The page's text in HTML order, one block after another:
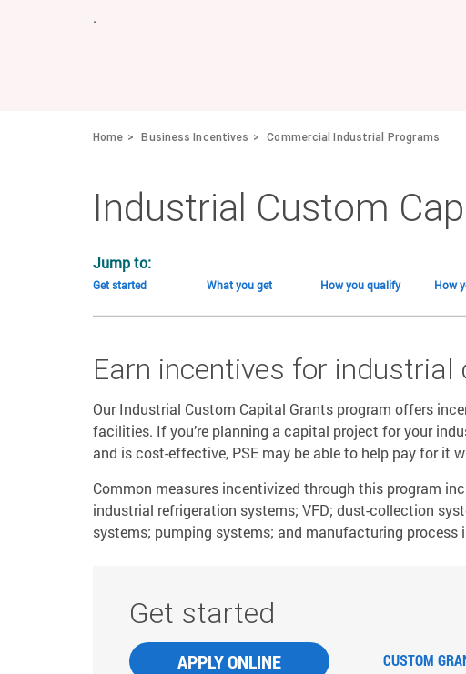
.
Home Business Incentives Commercial Industrial Programs
Industrial Custom
Jump to:
Get started What you get How you qualify How
Earn incentives for
Our Industrial Custom Capital Grants program offers
facilities. If you’re planning a capital project for your
and is cost-effective, PSE may be able to help pay for it
Common measures incentivized through this program
industrial refrigeration systems; VFD; dust-collection
systems; pumping systems; and manufacturing process
Get started
APPLY ONLINE
CUSTOM